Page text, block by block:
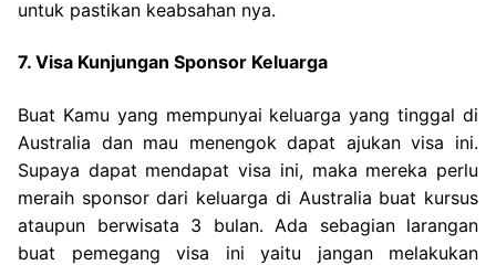
untuk pastikan keabsahan nya.
7. Visa Kunjungan Sponsor Keluarga
Buat Kamu yang mempunyai keluarga yang tinggal di
Australia dan mau menengok dapat ajukan visa ini.
Supaya dapat mendapat visa ini, maka mereka perlu
meraih sponsor dari keluarga di Australia buat kursus
ataupun berwisata 3 bulan. Ada sebagian larangan
buat pemegang visa ini yaitu jangan melakukan